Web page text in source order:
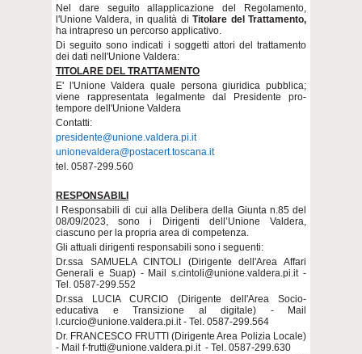
Nel dare seguito allapplicazione del Regolamento,
l'Unione Valdera, in qualità diTitolare del Trattamento,
ha intrapreso un percorso applicativo.
Di seguito sono indicati i soggetti attori del trattamento
dei dati nell'Unione Valdera:
TITOLARE DEL TRATTAMENTO
E' l'Unione Valdera quale persona giuridica pubblica;
viene rappresentata legalmente dal Presidente pro-
tempore dell'Unione Valdera
Contatti:
presidente@unione.valdera.pi.it
unionevaldera@postacert.toscana.it
tel. 0587-299.560
RESPONSABILI
I Responsabili di cui alla Delibera della Giunta n.85 del
08/09/2023, sono i Dirigenti dell’Unione Valdera,
ciascuno per la propria area di competenza.
Gli attuali dirigenti responsabili sono i seguenti:
Dr.ssa SAMUELA CINTOLI (Dirigente dell'Area Affari
Generali e Suap) - Mail s.cintoli@unione.valdera.pi.it -
Tel. 0587-299.552
Dr.ssa LUCIA CURCIO (Dirigente dell'Area Socio-
educativa e Transizione al digitale) - Mail
l.curcio@unione.valdera.pi.it - Tel. 0587-299.564
Dr. FRANCESCO FRUTTI (Dirigente Area Polizia Locale)
- Mail f-frutti@unione.valdera.pi.it - Tel. 0587-299.630